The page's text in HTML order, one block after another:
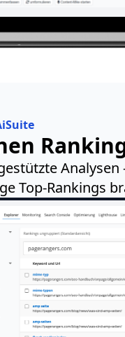
Analysen
Top-Rankings